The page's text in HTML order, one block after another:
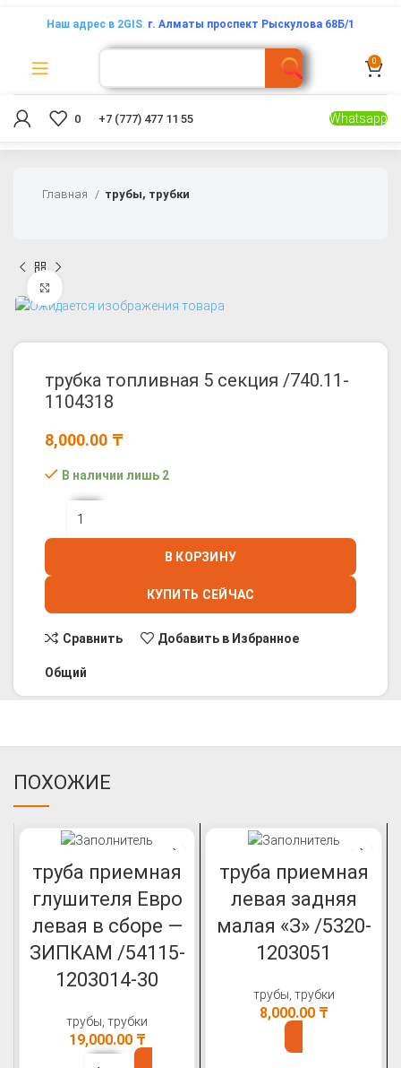
Наш адрес в 2GIS: г. Алматы проспект Рыскулова 68Б/1
0
0 +7 (777) 477 11 55 Whatsapp
Главная трубы, трубки
трубка топливная 5 секция /740.11-
1104318
8,000.00 ₸
В наличии лишь 2
В КОРЗИНУ
КУПИТЬ СЕЙЧАС
Сравнить Добавить в Избранное
Общий
ПОХОЖИЕ
труба приемная
глушителя Евро
левая в сборе —
ЗИПКАМ /54115-
1203014-30
трубы, трубки
19,000.00 ₸
труба приемная
левая задняя
малая «З» /5320-
1203051
трубы, трубки
8,000.00 ₸